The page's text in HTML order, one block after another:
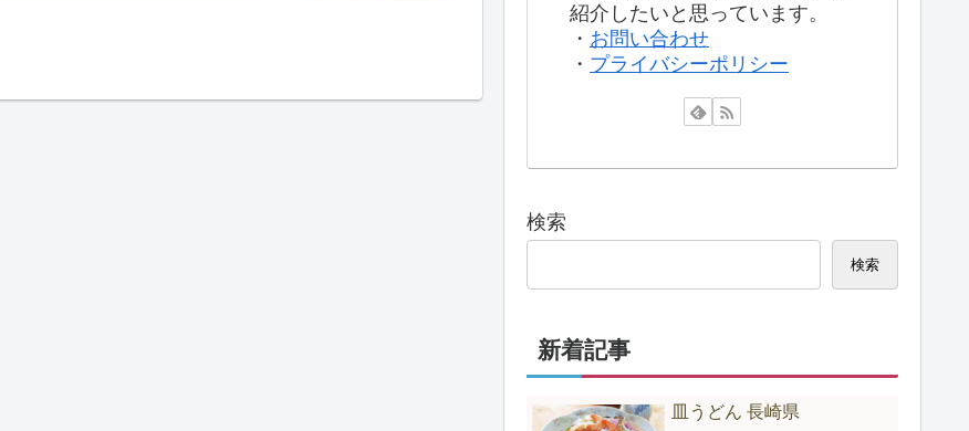
紹介したいと思っています。
・ お問い合わせ
・ プライバシーポリシー
検索
検索
新着記事
皿うどん 長崎県